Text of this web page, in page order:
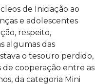
de Iniciação ao
e adolescentes
respeito,
algumas das
o tesouro perdido,
cooperação entre as
da categoria Mini